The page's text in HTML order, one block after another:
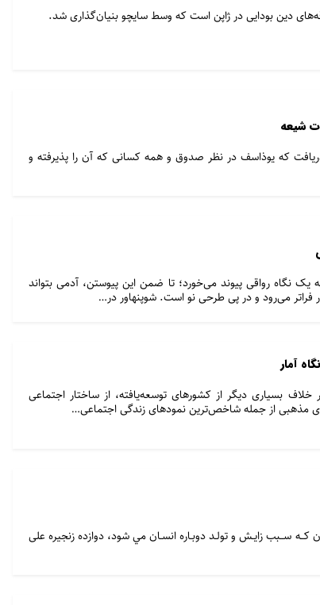
شیعه
که یوذاسف در نظر صدوق و همه کسانی که آن را پذیرفته و
نگاه رواقی پیوند می‌خورد؛ تا ضمن این پیوستن، آدمی بتواند
فراتر می‌رود و در پی طرحی نو است. شوپنهاور در…
بسیاری دیگر از کشورهای توسعه‌یافته، از ساختار اجتماعی
مذهبی از جمله شاخص‌ترین نمودهای زندگی اجتماعی…
ســبب زايـش و تولـد دوبـاره انسـان مي شود، دوازده زنجيره علی